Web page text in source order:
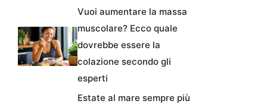
Vuoi aumentare la massa
muscolare? Ecco quale
dovrebbe essere la
colazione secondo gli
esperti
Estate al mare sempre più